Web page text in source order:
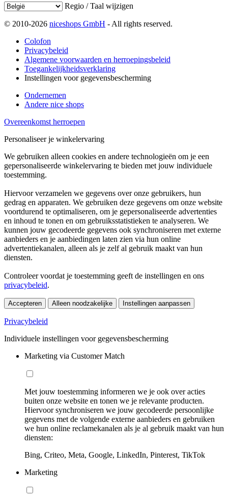
Regio / Taal wijzigen
© 2010-2026 niceshops GmbH - All rights reserved.
Colofon
Privacybeleid
Algemene voorwaarden en herroepingsbeleid
Toegankelijkheidsverklaring
Instellingen voor gegevensbescherming
Ondernemen
Andere nice shops
Overeenkomst herroepen
Personaliseer je winkelervaring
We gebruiken alleen cookies en andere technologieën om je een
gepersonaliseerde winkelervaring te bieden met jouw individuele
toestemming.
Hiervoor verzamelen we gegevens over onze gebruikers, hun
gedrag en apparaten. We gebruiken deze gegevens om onze website
voortdurend te optimaliseren, om je gepersonaliseerde advertenties
en inhoud te tonen en om gebruiksstatistieken te analyseren. We
kunnen jouw gecodeerde gegevens ook synchroniseren met externe
aanbieders en je aanbiedingen laten zien via hun online
advertentiekanalen, alleen als je zelf al gebruik maakt van hun
diensten.
Controleer voordat je toestemming geeft de instellingen en ons
privacybeleid.
Accepteren Alleen noodzakelijke Instellingen aanpassen
Privacybeleid
Individuele instellingen voor gegevensbescherming
Marketing via Customer Match
Met jouw toestemming informeren we je ook over acties
buiten onze website en tonen we je relevante producten.
Hiervoor synchroniseren we jouw gecodeerde persoonlijke
gegevens met de volgende externe aanbieders en gebruiken
we hun online reclamekanalen als je al gebruik maakt van hun
diensten:
Bing, Criteo, Meta, Google, LinkedIn, Pinterest, TikTok
Marketing